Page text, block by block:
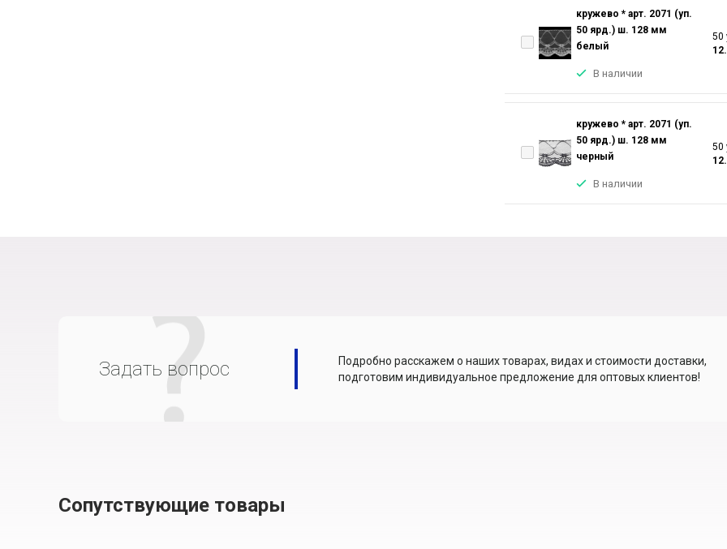
кружево * арт. 2071 (уп.
50 ярд.) ш. 128 мм
белый
В наличии
50
кружево * арт. 2071 (уп.
50 ярд.) ш. 128 мм
черный
В наличии
50
Задать вопрос
Подробно расскажем о наших товарах, видах и стоимости доставки,
подготовим индивидуальное предложение для оптовых клиентов!
Сопутствующие товары